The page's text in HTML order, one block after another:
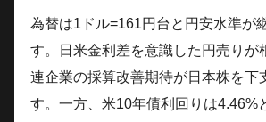
為替は1ドル=161円台と円安水準が
す。日米金利差を意識した円売りが
連企業の採算改善期待が日本株を下
す。一方、米10年債利回りは4.46%